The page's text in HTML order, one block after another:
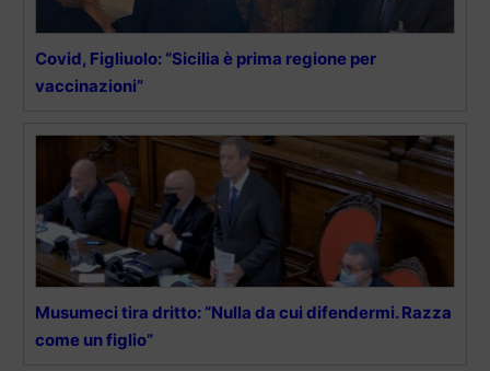
Covid, Figliuolo: “Sicilia è prima regione per
vaccinazioni”
Musumeci tira dritto: “Nulla da cui difendermi. Razza
come un figlio”